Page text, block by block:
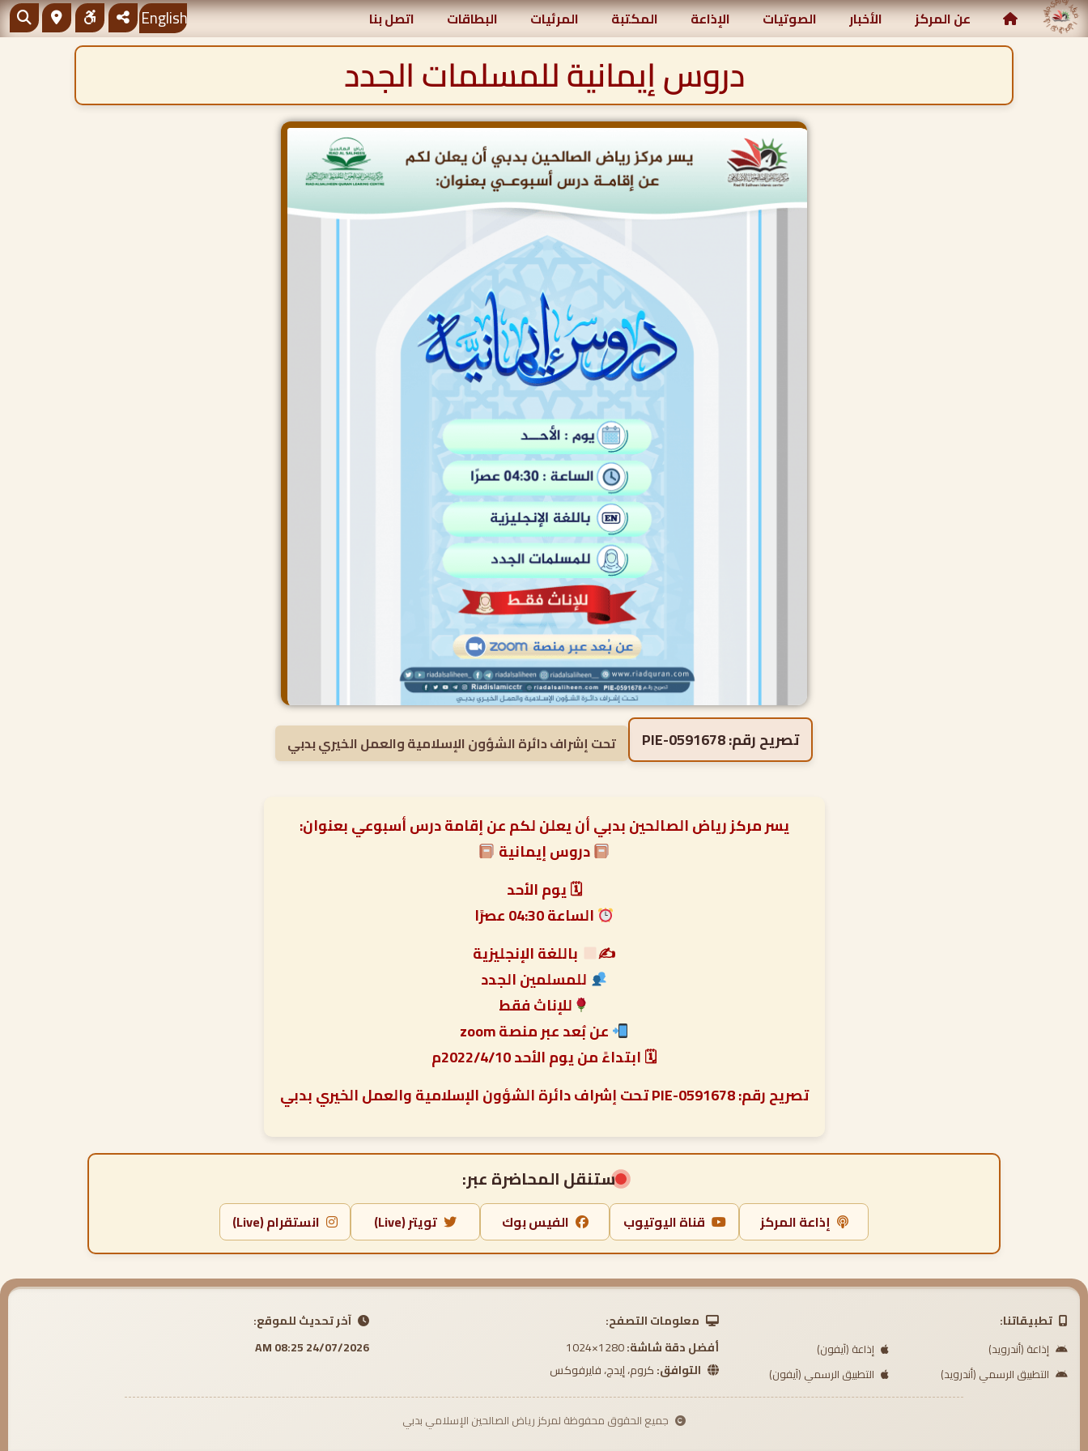
مركز رياض الصالحين الإسلامي عن المركز الأخبار الصوتيات الإذاعة المكتبة المرئيات البطاقات اتصل بنا English
دروس إيمانية للمسلمات الجدد
تصريح رقم:PIE-0591678 تحت إشراف دائرة الشؤون الإسلامية والعمل الخيري بدبي
يسر مركز رياض الصالحين بدبي أن يعلن لكم عن إقامة درس أسبوعي بعنوان:
دروس إيمانية
🗓 يوم الأحد
الساعة 04:30 عصرًا
✍
باللغة الإنجليزية
للمسلمين الجدد
للإناث فقط
عن بُعد عبر منصة zoom
🗓 ابتداءً من يوم الأحد 2022/4/10م
تصريح رقم: PIE-0591678 تحت إشراف دائرة الشؤون الإسلامية والعمل الخيري بدبي
ستنقل المحاضرة عبر:
إذاعة المركز قناة اليوتيوب الفيس بوك تويتر (Live) انستقرام (Live)
تطبيقاتنا:
إذاعة (أندرويد)
إذاعة (آيفون)
التطبيق الرسمي (أندرويد)
التطبيق الرسمي (آيفون)
معلومات التصفح:
أفضل دقة شاشة:1280×1024
التوافق:كروم، إيدج، فايرفوكس
آخر تحديث للموقع:
24/07/2026 08:25 AM
جميع الحقوق محفوظة لمركز رياض الصالحين الإسلامي بدبي